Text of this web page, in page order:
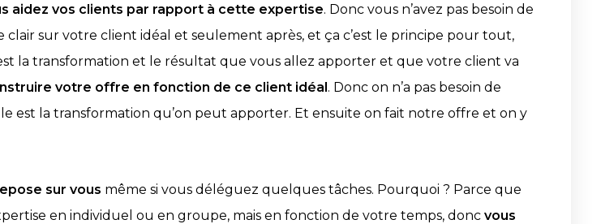
aidez vos clients par rapport à cette expertise. Donc vous n’avez pas besoin de
sur votre client idéal et seulement après, et ça c’est le principe pour tout,
la transformation et le résultat que vous allez apporter et que votre client va
votre offre en fonction de ce client idéal. Donc on n’a pas besoin de
est la transformation qu’on peut apporter. Et ensuite on fait notre offre et on y
sur vous même si vous déléguez quelques tâches. Pourquoi ? Parce que
en individuel ou en groupe, mais en fonction de votre temps, donc vous